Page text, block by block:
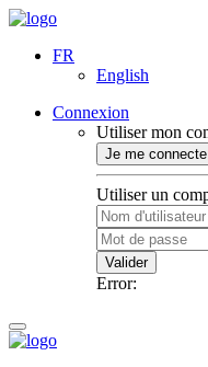
FR
English
Connexion
Utiliser mon
Je me connecte
Utiliser un
Valider
Error: